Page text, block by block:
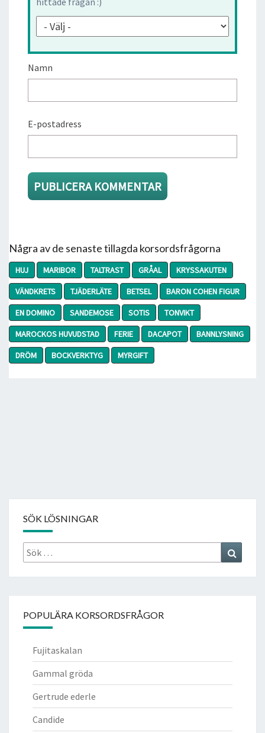
Namn
E-postadress
Några av de senaste tillagda korsordsfrågorna
HUJ MARIBOR TALTRAST GRÅAL
KRYSSAKUTEN
VÄNDKRETS
TJÄDERLÄTE BETSEL
BARON COHEN FIGUR
EN DOMINO
SANDEMOSE SOTIS
TONVIKT
MAROCKOS HUVUDSTAD
FERIE DACAPOT
BANNLYSNING
DRÖM
BOCKVERKTYG MYRGIFT
SÖK LÖSNINGAR
Sök
efter:
POPULÄRA KORSORDSFRÅGOR
Fujitaskalan
Gammal gröda
Gertrude ederle
Candide